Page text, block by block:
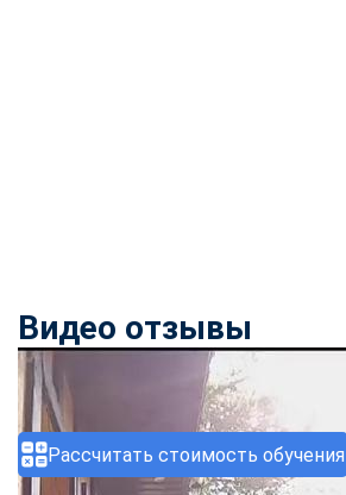
Рассчитать стоимость обучения
Видео отзывы